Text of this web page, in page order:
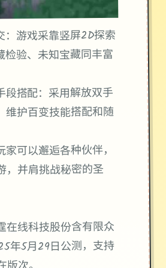
：游戏采靠竖屏2D探索
检验、未知宝藏同丰富
段搭配：采用解放双手
维护百变技能搭配和随
可以邂逅各种伙伴，
，并肩挑战秘密的圣
在线科技股份含有限众
年5月29日公测，支持